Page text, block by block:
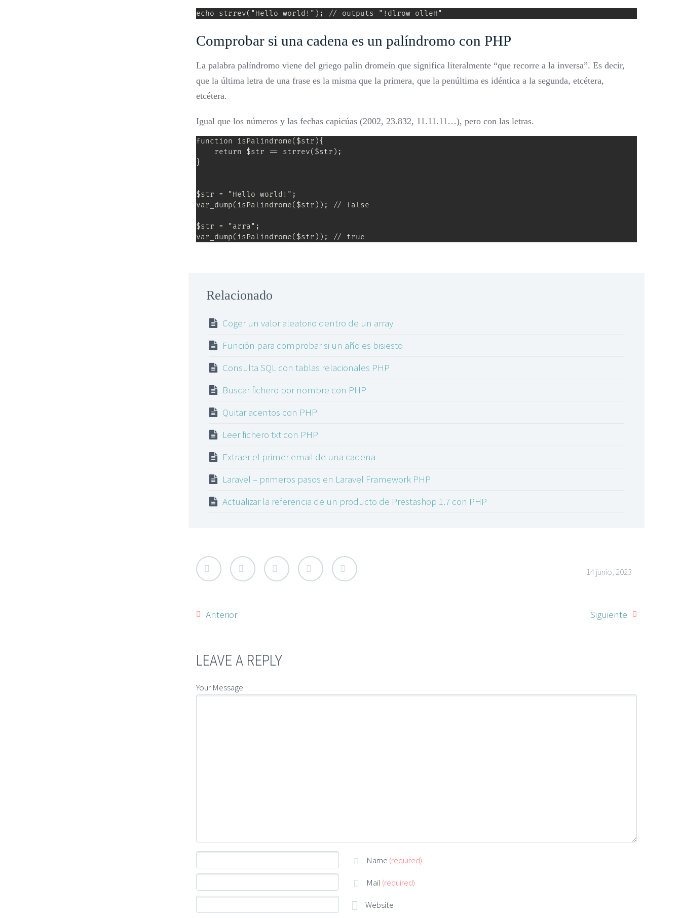
echo strrev("Hello world!"); // outputs "!dlrow olleH"
Comprobar si una cadena es un palíndromo con PHP
La palabra palíndromo viene del griego palin dromein que significa literalmente “que recorre a la inversa”. Es decir,
que la última letra de una frase es la misma que la primera, que la penúltima es idéntica a la segunda, etcétera,
etcétera.
Igual que los números y las fechas capicúas (2002, 23.832, 11.11.11…), pero con las letras.
function isPalindrome($str){
    return $str == strrev($str);
}
$str = "Hello world!";
var_dump(isPalindrome($str)); // false
$str = "arra";
var_dump(isPalindrome($str)); // true
Relacionado
Coger un valor aleatorio dentro de un array
Función para comprobar si un año es bisiesto
Consulta SQL con tablas relacionales PHP
Buscar fichero por nombre con PHP
Quitar acentos con PHP
Leer fichero txt con PHP
Extraer el primer email de una cadena
Laravel – primeros pasos en Laravel Framework PHP
Actualizar la referencia de un producto de Prestashop 1.7 con PHP
14 junio, 2023
Anterior Siguiente
LEAVE A REPLY
Your Message
Name (required)
Mail (required)
Website